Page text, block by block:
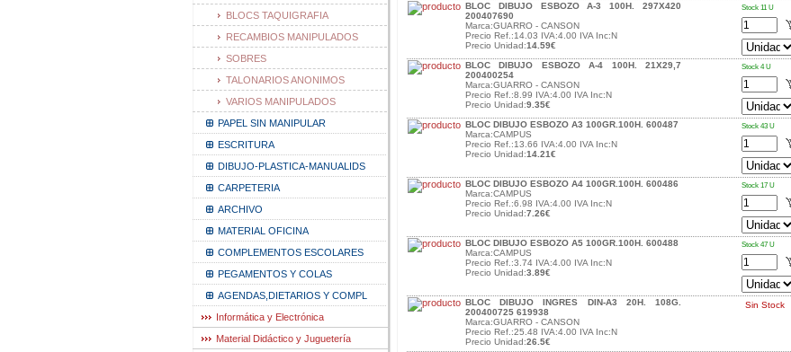
BLOCS TAQUIGRAFIA
RECAMBIOS MANIPULADOS
SOBRES
TALONARIOS ANONIMOS
VARIOS MANIPULADOS
PAPEL SIN MANIPULAR
ESCRITURA
DIBUJO-PLASTICA-MANUALIDS
CARPETERIA
ARCHIVO
MATERIAL OFICINA
COMPLEMENTOS ESCOLARES
PEGAMENTOS Y COLAS
AGENDAS,DIETARIOS Y COMPL
Informática y Electrónica
Material Didáctico y Juguetería
BLOC DIBUJO ESBOZO A-3 100H. 297X420
200407690
Marca:GUARRO - CANSON
Precio Ref.:14.03 IVA:4.00 IVA Inc:N
Precio Unidad:14.59€
Stock 11 U
BLOC DIBUJO ESBOZO A-4 100H. 21X29,7
200400254
Marca:GUARRO - CANSON
Precio Ref.:8.99 IVA:4.00 IVA Inc:N
Precio Unidad:9.35€
Stock 4 U
BLOC DIBUJO ESBOZO A3 100GR.100H. 600487
Marca:CAMPUS
Precio Ref.:13.66 IVA:4.00 IVA Inc:N
Precio Unidad:14.21€
Stock 43 U
BLOC DIBUJO ESBOZO A4 100GR.100H. 600486
Marca:CAMPUS
Precio Ref.:6.98 IVA:4.00 IVA Inc:N
Precio Unidad:7.26€
Stock 17 U
BLOC DIBUJO ESBOZO A5 100GR.100H. 600488
Marca:CAMPUS
Precio Ref.:3.74 IVA:4.00 IVA Inc:N
Precio Unidad:3.89€
Stock 47 U
BLOC DIBUJO INGRES DIN-A3 20H. 108G.
200400725 619938
Marca:GUARRO - CANSON
Precio Ref.:25.48 IVA:4.00 IVA Inc:N
Precio Unidad:26.5€
Sin Stock